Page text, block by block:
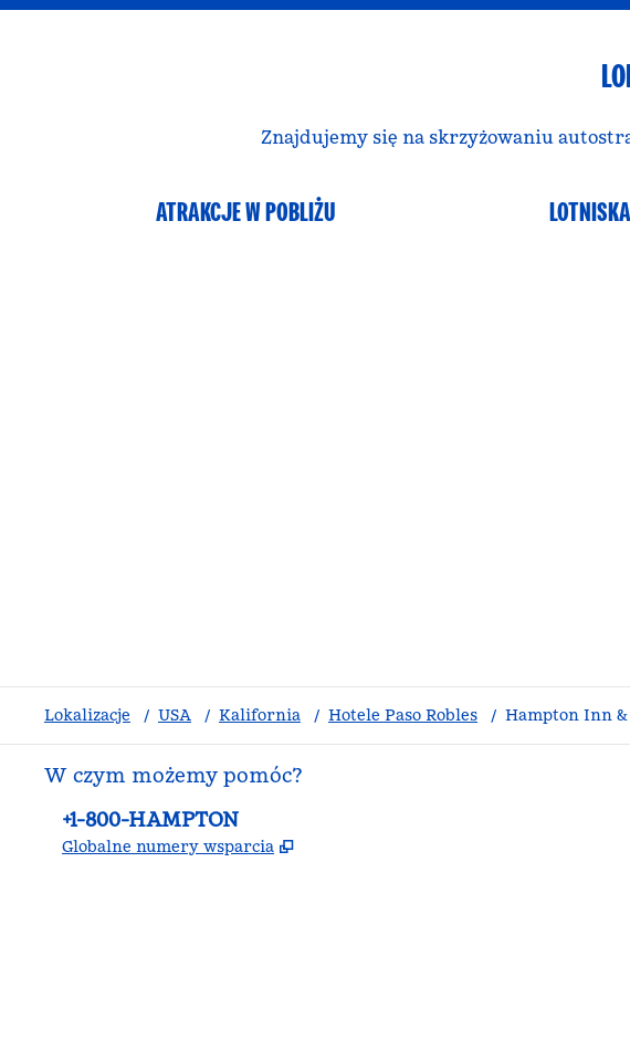
Znajdujemy się na skrzyżowaniu
ATRAKCJE W POBLIŻU LOTNISKA
Lokalizacje / USA / Kalifornia / Hotele Paso Robles / Hampton Inn &
W czym możemy pomóc?
Telefon:
+1-800-HAMPTON
Globalne numery wsparcia ,